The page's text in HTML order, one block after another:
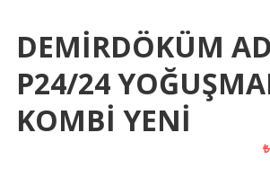
DEMİRDÖKÜM
P24/24
KOMBİ YENİ
₺